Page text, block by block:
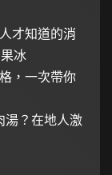
才知道的消
冰
，一次帶你
湯？在地人激